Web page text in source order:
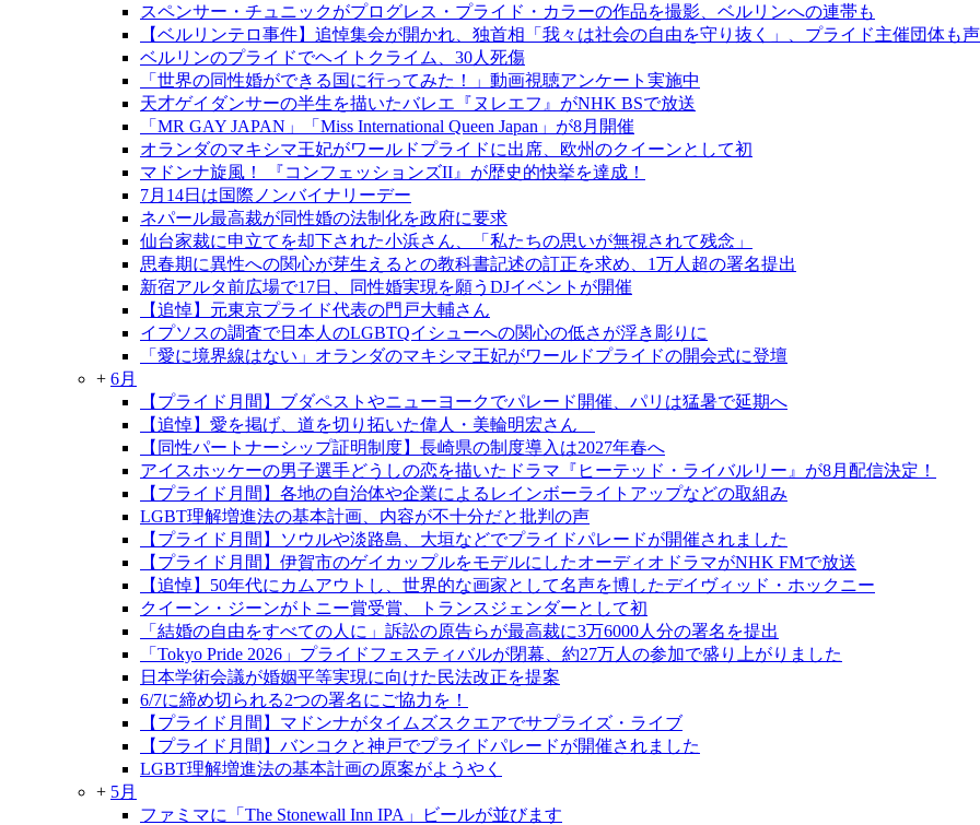
スペンサー・チュニックがプログレス・プライド・カラーの作品を撮影、ベルリンへの連帯も
【ベルリンテロ事件】追悼集会が開かれ、独首相「我々は社会の自由を守り抜く」、プライド主催団体も
ベルリンのプライドでヘイトクライム、30人死傷
「世界の同性婚ができる国に行ってみた！」動画視聴アンケート実施中
天才ゲイダンサーの半生を描いたバレエ『ヌレエフ』がNHK BSで放送
「MR GAY JAPAN」「Miss International Queen Japan」が8月開催
オランダのマキシマ王妃がワールドプライドに出席、欧州のクイーンとして初
マドンナ旋風！ 『コンフェッションズII』が歴史的快挙を達成！
7月14日は国際ノンバイナリーデー
ネパール最高裁が同性婚の法制化を政府に要求
仙台家裁に申立てを却下された小浜さん、「私たちの思いが無視されて残念」
思春期に異性への関心が芽生えるとの教科書記述の訂正を求め、1万人超の署名提出
新宿アルタ前広場で17日、同性婚実現を願うDJイベントが開催
【追悼】元東京プライド代表の門戸大輔さん
イプソスの調査で日本人のLGBTQイシューへの関心の低さが浮き彫りに
「愛に境界線はない」オランダのマキシマ王妃がワールドプライドの開会式に登壇
+ 6月
【プライド月間】ブダペストやニューヨークでパレード開催、パリは猛暑で延期へ
【追悼】愛を掲げ、道を切り拓いた偉人・美輪明宏さん
【同性パートナーシップ証明制度】長崎県の制度導入は2027年春へ
アイスホッケーの男子選手どうしの恋を描いたドラマ『ヒーテッド・ライバルリー』が8月配信決定！
【プライド月間】各地の自治体や企業によるレインボーライトアップなどの取組み
LGBT理解増進法の基本計画、内容が不十分だと批判の声
【プライド月間】ソウルや淡路島、大垣などでプライドパレードが開催されました
【プライド月間】伊賀市のゲイカップルをモデルにしたオーディオドラマがNHK FMで放送
【追悼】50年代にカムアウトし、世界的な画家として名声を博したデイヴィッド・ホックニー
クイーン・ジーンがトニー賞受賞、トランスジェンダーとして初
「結婚の自由をすべての人に」訴訟の原告らが最高裁に3万6000人分の署名を提出
「Tokyo Pride 2026」プライドフェスティバルが閉幕、約27万人の参加で盛り上がりました
日本学術会議が婚姻平等実現に向けた民法改正を提案
6/7に締め切られる2つの署名にご協力を！
【プライド月間】マドンナがタイムズスクエアでサプライズ・ライブ
【プライド月間】バンコクと神戸でプライドパレードが開催されました
LGBT理解増進法の基本計画の原案がようやく
+ 5月
ファミマに「The Stonewall Inn IPA」ビールが並びます